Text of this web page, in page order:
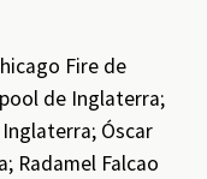
Fire de
de Inglaterra;
Óscar
Radamel Falcao